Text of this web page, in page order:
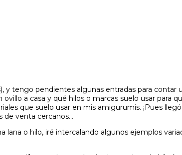
y tengo pendientes algunas entradas para
a casa y qué hilos o marcas suelo usar para
que suelo usar en mis amigurumis. ¡Pues
de venta cercanos…
o hilo, iré intercalando algunos ejemplos